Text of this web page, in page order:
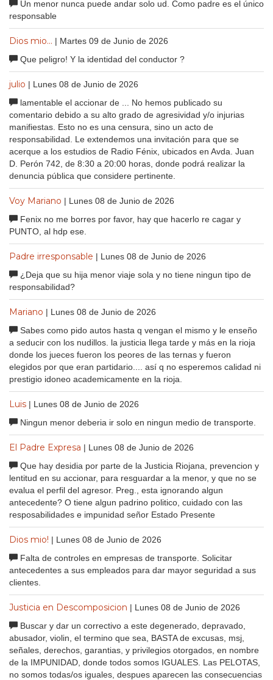
Un menor nunca puede andar solo ud. Como padre es el único
responsable
Dios mio... | Martes 09 de Junio de 2026
Que peligro! Y la identidad del conductor ?
julio | Lunes 08 de Junio de 2026
lamentable el accionar de ... No hemos publicado su
comentario debido a su alto grado de agresividad y/o injurias
manifiestas. Esto no es una censura, sino un acto de
responsabilidad. Le extendemos una invitación para que se
acerque a los estudios de Radio Fénix, ubicados en Avda. Juan
D. Perón 742, de 8:30 a 20:00 horas, donde podrá realizar la
denuncia pública que considere pertinente.
Voy Mariano | Lunes 08 de Junio de 2026
Fenix no me borres por favor, hay que hacerlo re cagar y
PUNTO, al hdp ese.
Padre irresponsable | Lunes 08 de Junio de 2026
¿Deja que su hija menor viaje sola y no tiene ningun tipo de
responsabilidad?
Mariano | Lunes 08 de Junio de 2026
Sabes como pido autos hasta q vengan el mismo y le enseño
a seducir con los nudillos. la justicia llega tarde y más en la rioja
donde los jueces fueron los peores de las ternas y fueron
elegidos por que eran partidario.... así q no esperemos calidad ni
prestigio idoneo academicamente en la rioja.
Luis | Lunes 08 de Junio de 2026
Ningun menor deberia ir solo en ningun medio de transporte.
El Padre Expresa | Lunes 08 de Junio de 2026
Que hay desidia por parte de la Justicia Riojana, prevencion y
lentitud en su accionar, para resguardar a la menor, y que no se
evalua el perfil del agresor. Preg., esta ignorando algun
antecedente? O tiene algun padrino politico, cuidado con las
resposabilidades e impunidad señor Estado Presente
Dios mio! | Lunes 08 de Junio de 2026
Falta de controles en empresas de transporte. Solicitar
antecedentes a sus empleados para dar mayor seguridad a sus
clientes.
Justicia en Descomposicion | Lunes 08 de Junio de 2026
Buscar y dar un correctivo a este degenerado, depravado,
abusador, violin, el termino que sea, BASTA de excusas, msj,
señales, derechos, garantias, y privilegios otorgados, en nombre
de la IMPUNIDAD, donde todos somos IGUALES. Las PELOTAS,
no somos todas/os iguales, despues aparecen las consecuencias